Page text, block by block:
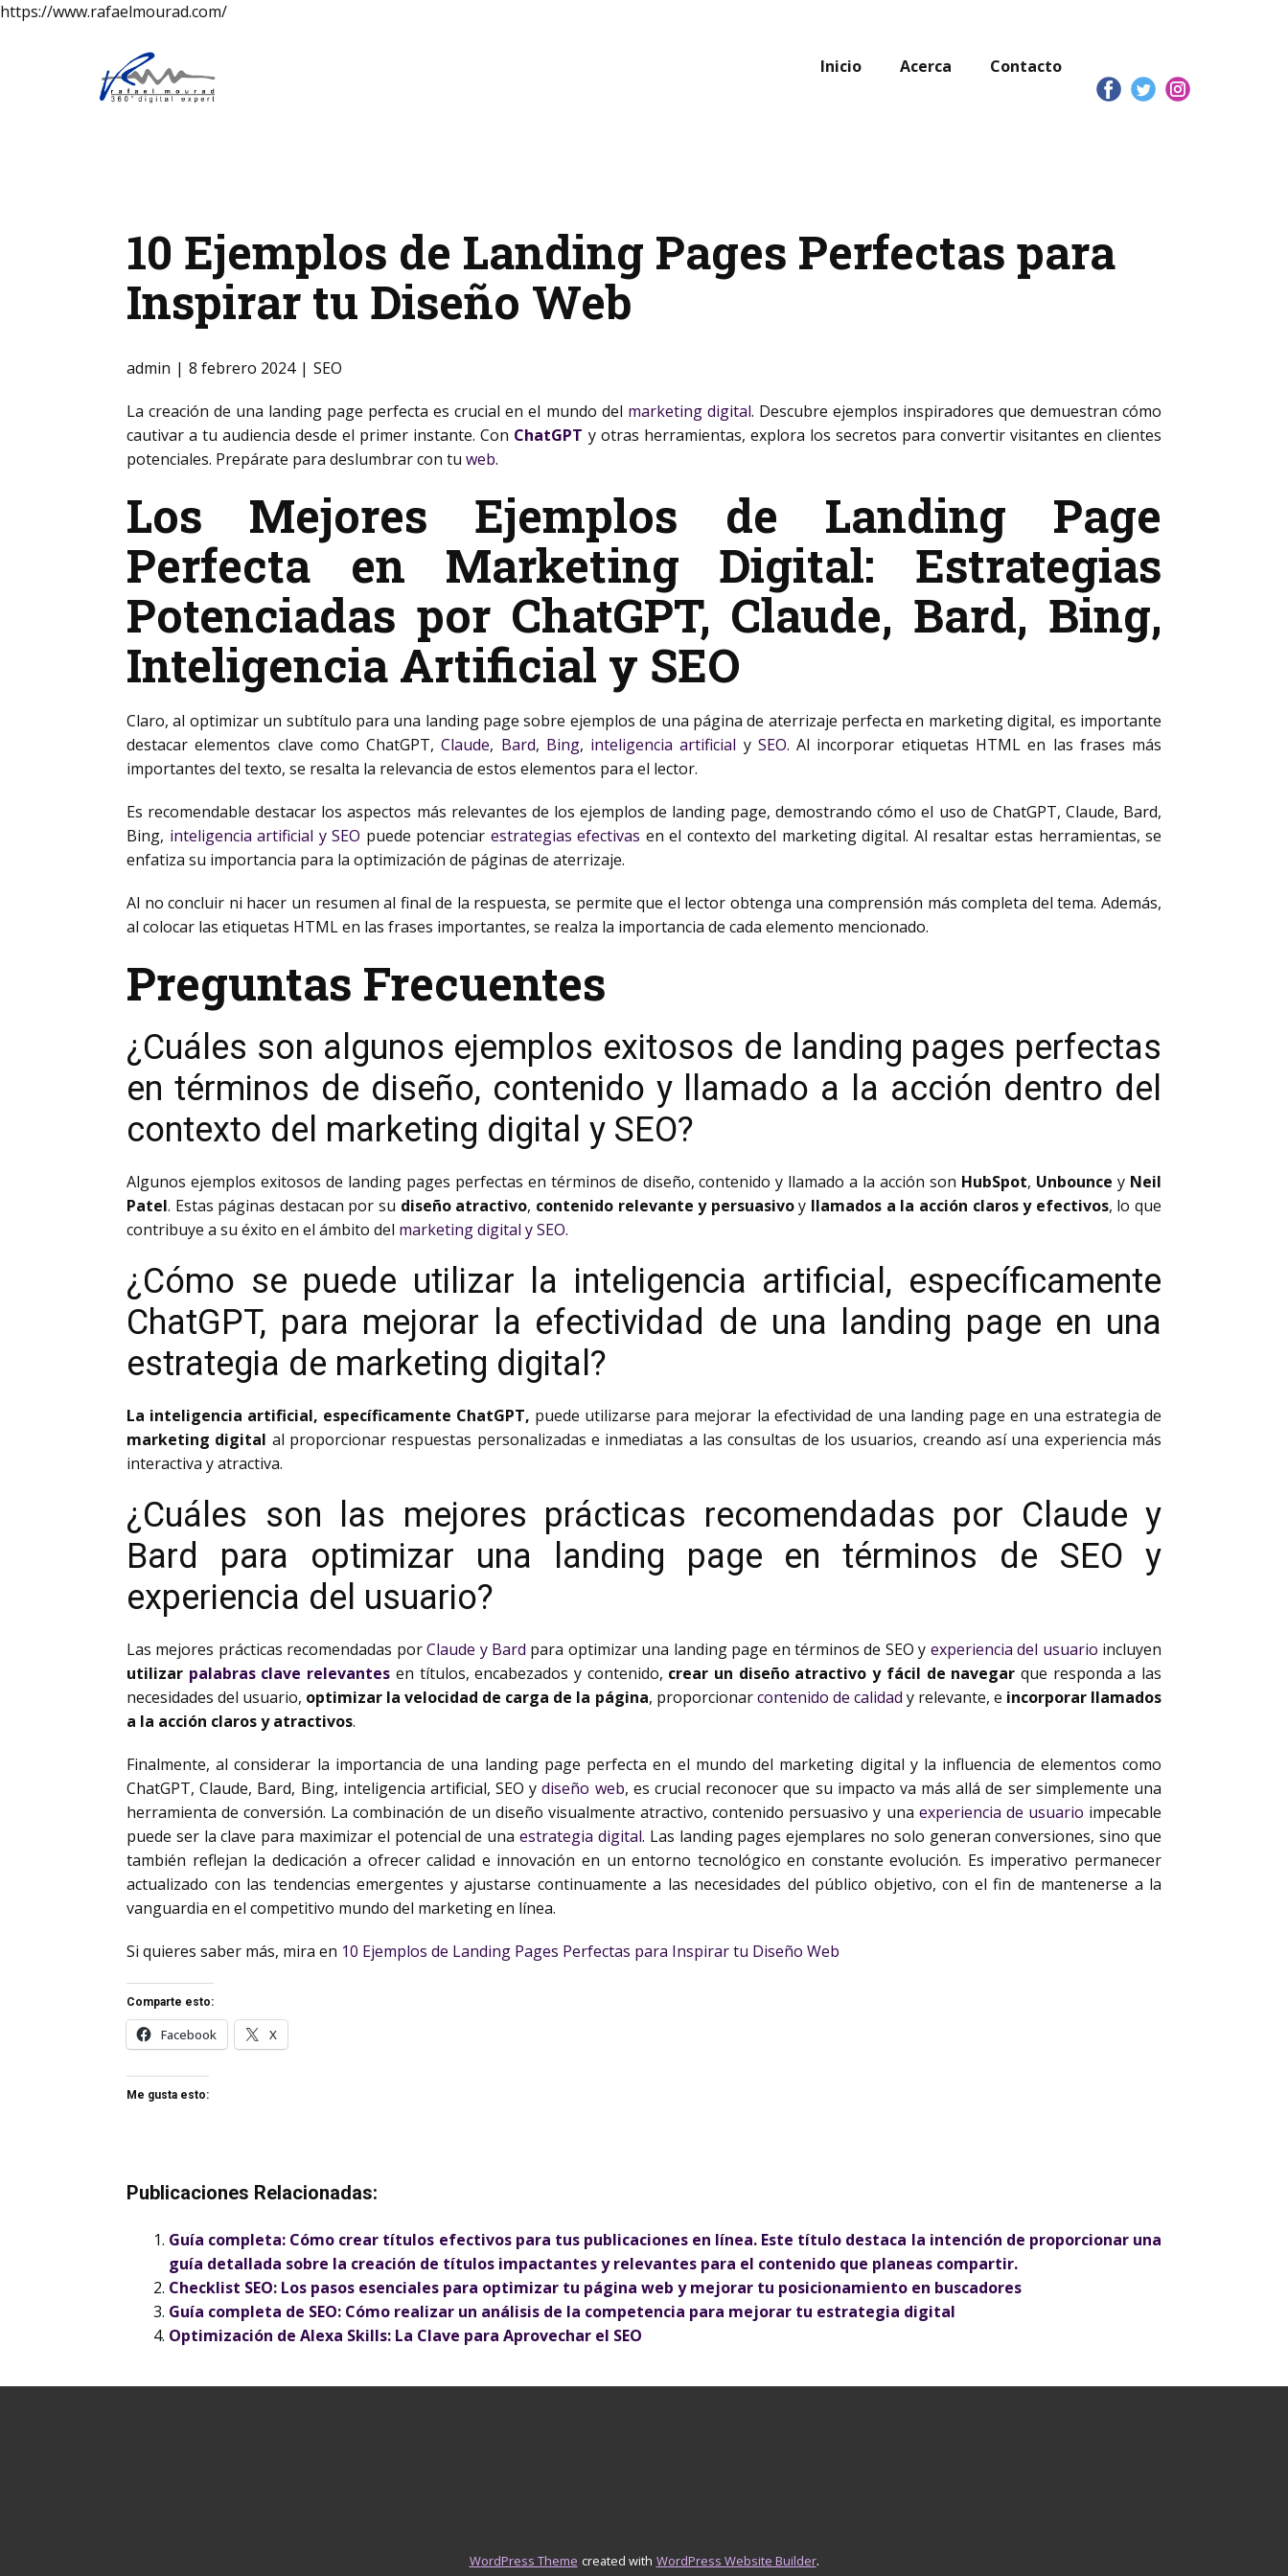
https://www.rafaelmourad.com/
Inicio Acerca Contacto
10 Ejemplos de Landing Pages Perfectas para
Inspirar tu Diseño Web
admin 8 febrero 2024 SEO
La creación de una landing page perfecta es crucial en el mundo del marketing digital. Descubre ejemplos inspiradores que demuestran cómo
cautivar a tu audiencia desde el primer instante. Con ChatGPT y otras herramientas, explora los secretos para convertir visitantes en clientes
potenciales. Prepárate para deslumbrar con tu web.
Los Mejores Ejemplos de Landing Page
Perfecta en Marketing Digital: Estrategias
Potenciadas por ChatGPT, Claude, Bard, Bing,
Inteligencia Artificial y SEO
Claro, al optimizar un subtítulo para una landing page sobre ejemplos de una página de aterrizaje perfecta en marketing digital, es importante
destacar elementos clave como ChatGPT,Claude, Bard, Bing, inteligencia artificial y SEO. Al incorporar etiquetas HTMLen las frases más
importantes del texto, se resalta la relevancia de estos elementos para el lector.
Es recomendable destacar los aspectos más relevantes de los ejemplos de landing page, demostrando cómo el uso de ChatGPT, Claude, Bard,
Bing, inteligencia artificial y SEO puede potenciar estrategias efectivas en el contexto del marketing digital. Al resaltar estas herramientas, se
enfatiza su importancia para la optimización de páginas de aterrizaje.
Al no concluir ni hacer un resumen al final de la respuesta, se permite que el lector obtenga una comprensión más completa del tema. Además,
al colocar las etiquetas HTMLen las frases importantes, se realza la importancia de cada elemento mencionado.
Preguntas Frecuentes
¿Cuáles son algunos ejemplos exitosos de landing pages perfectas
en términos de diseño, contenido y llamado a la acción dentro del
contexto del marketing digital y SEO?
Algunos ejemplos exitosos de landing pages perfectas en términos de diseño, contenido y llamado a la acción son HubSpot, Unbounce y Neil
Patel. Estas páginas destacan por su diseño atractivo, contenido relevante y persuasivoy llamados a la acción claros y efectivos, lo que
contribuye a su éxito en el ámbito del marketing digital y SEO.
¿Cómo se puede utilizar la inteligencia artificial, específicamente
ChatGPT, para mejorar la efectividad de una landing page en una
estrategia de marketing digital?
La inteligencia artificial, específicamente ChatGPT, puede utilizarse para mejorar la efectividad de una landing page en una estrategia de
marketing digital al proporcionar respuestas personalizadas e inmediatas a las consultas de los usuarios, creando así una experiencia más
interactiva y atractiva.
¿Cuáles son las mejores prácticas recomendadas por Claude y
Bard para optimizar una landing page en términos de SEO y
experiencia del usuario?
Las mejores prácticas recomendadas porClaude y Bard para optimizar una landing page en términos de SEO y experiencia del usuario incluyen
utilizar palabras clave relevantes en títulos, encabezados y contenido, crear un diseño atractivo y fácil de navegar que responda a las
necesidades del usuario, optimizar la velocidad de carga de la página, proporcionarcontenido de calidad y relevante, e incorporar llamados
a la acción claros y atractivos.
Finalmente, al considerar la importancia de una landing page perfecta en el mundo del marketing digital y la influencia de elementos como
ChatGPT, Claude, Bard, Bing, inteligencia artificial, SEO ydiseño web, es crucial reconocer que su impacto va más allá de ser simplemente una
herramienta de conversión. La combinación de un diseño visualmente atractivo, contenido persuasivo y una experiencia de usuario impecable
puede ser la clave para maximizar el potencial de unaestrategia digital. Las landing pages ejemplares no solo generan conversiones, sino que
también reflejan la dedicación a ofrecer calidad e innovación en un entorno tecnológico en constante evolución. Es imperativo permanecer
actualizado con las tendencias emergentes y ajustarse continuamente a las necesidades del público objetivo, con el fin de mantenerse a la
vanguardia en el competitivo mundo del marketing en línea.
Si quieres saber más, mira en 10 Ejemplos de Landing Pages Perfectas para Inspirar tu Diseño Web
Comparte esto:
Facebook X
Me gusta esto:
Publicaciones Relacionadas:
Guía completa: Cómo crear títulos efectivos para tus publicaciones en línea. Este título destaca la intención de proporcionar una
guía detallada sobre la creación de títulos impactantes y relevantes para el contenido que planeas compartir.
Checklist SEO: Los pasos esenciales para optimizar tu página web y mejorar tu posicionamiento en buscadores
Guía completa de SEO: Cómo realizar un análisis de la competencia para mejorar tu estrategia digital
Optimización de Alexa Skills: La Clave para Aprovechar el SEO
WordPress Theme created with WordPress Website Builder.